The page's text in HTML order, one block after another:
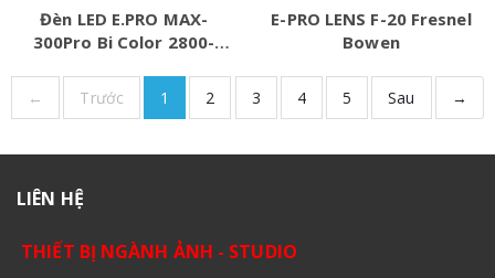
Đèn LED E.PRO MAX-
300Pro Bi Color 2800-
E-PRO LENS F-20 Fresnel
Bowen
← Trước 1 2 3 4 5 Sau →
LIÊN HỆ
THIẾT BỊ NGÀNH ẢNH - STUDIO